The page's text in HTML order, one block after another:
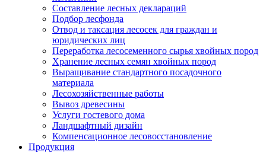
Составление лесных деклараций
Подбор лесфонда
Отвод и таксация лесосек для граждан и
юридических лиц
Переработка лесосеменного сырья хвойных пород
Хранение лесных семян хвойных пород
Выращивание стандартного посадочного
материала
Лесохозяйственные работы
Вывоз древесины
Услуги гостевого дома
Ландшафтный дизайн
Компенсационное лесовосстановление
Продукция